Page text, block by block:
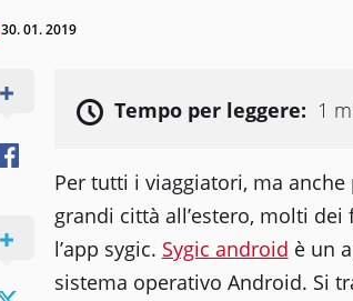
30. 01. 2019
Tempo per leggere: 1
Per tutti i viaggiatori, ma
grandi città all’estero, molti
l’app sygic. Sygic android è un
sistema operativo Android. Si